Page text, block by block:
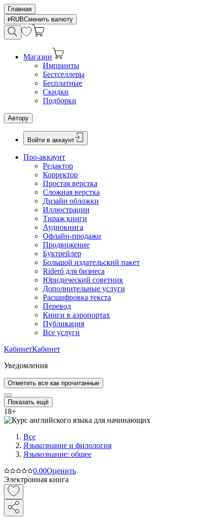
Главная
RUBСменить валюту
Магазин
Импринты
Бестселлеры
Бесплатные
Скидки
Подборки
Автору
Войти в аккаунт
Про-аккаунт
Редактор
Корректор
Простая верстка
Сложная верстка
Дизайн обложки
Иллюстрации
Тираж книги
Аудиокнига
Офлайн-продажи
Продвижение
Буктрейлер
Большой издательский пакет
Rideró для бизнеса
Юридический советник
Дополнительные услуги
Расшифровка текста
Перевод
Книги в аэропортах
Публикация
Все услуги
КабинетКабинет
Уведомления
Отметить все как прочитанные
Показать ещё
18+
Все
Языкознание и филология
Языкознание: общее
0.00Оценить
Электронная книга